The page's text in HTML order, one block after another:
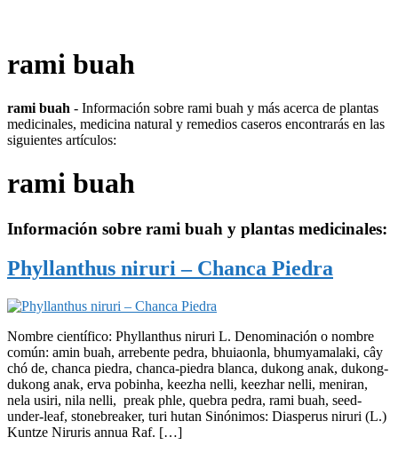
rami buah
rami buah - Información sobre rami buah y más acerca de plantas
medicinales, medicina natural y remedios caseros encontrarás en las
siguientes artículos:
rami buah
Información sobre rami buah y plantas medicinales:
Phyllanthus niruri – Chanca Piedra
Nombre científico: Phyllanthus niruri L. Denominación o nombre
común: amin buah, arrebente pedra, bhuiaonla, bhumyamalaki, cây
chó de, chanca piedra, chanca-piedra blanca, dukong anak, dukong-
dukong anak, erva pobinha, keezha nelli, keezhar nelli, meniran,
nela usiri, nila nelli, preak phle, quebra pedra, rami buah, seed-
under-leaf, stonebreaker, turi hutan Sinónimos: Diasperus niruri (L.)
Kuntze Niruris annua Raf. […]